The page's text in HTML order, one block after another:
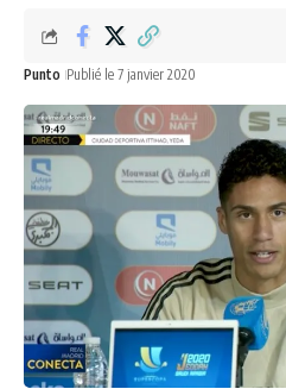
Punto Publié le 7 janvier 2020